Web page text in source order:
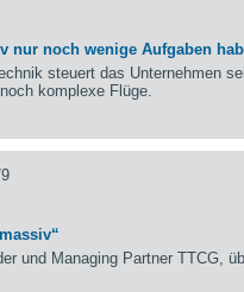
nur noch wenige Aufgaben
steuert das Unternehmen
komplexe Flüge.
und Managing Partner TTCG,